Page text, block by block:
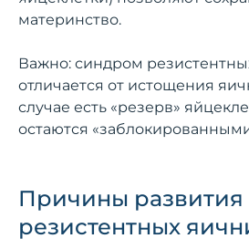
материнство.
Важно: синдром
отличается от истощения
случае есть «резерв»
остаются
Причины
резистентных